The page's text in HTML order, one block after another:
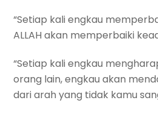
“Setiap kali engkau
ALLAH akan memperbaiki
“Setiap kali engkau
orang lain, engkau akan
dari arah yang tidak kamu